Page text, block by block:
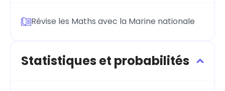
Révise les Maths avec la Marine nationale
Statistiques et probabilités